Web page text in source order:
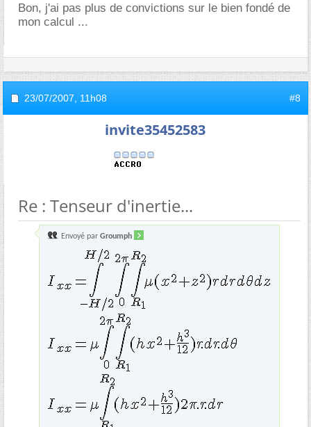
Bon, j'ai pas plus de convictions sur le bien fondé de
mon calcul ...
23/07/2007, 11h08 #8
invite35452583
Re : Tenseur d'inertie...
Envoyé par Groumph